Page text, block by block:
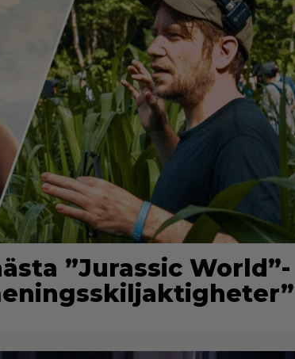
”Jurassic World”-